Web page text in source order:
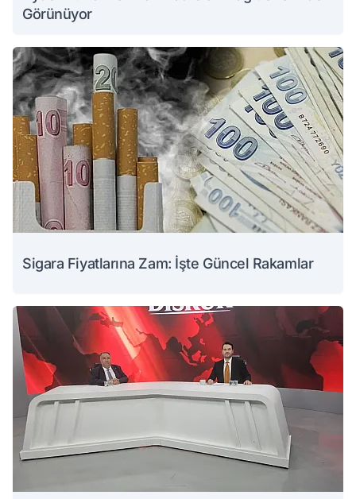
Görünüyor
Sigara Fiyatlarına Zam: İşte Güncel Rakamlar